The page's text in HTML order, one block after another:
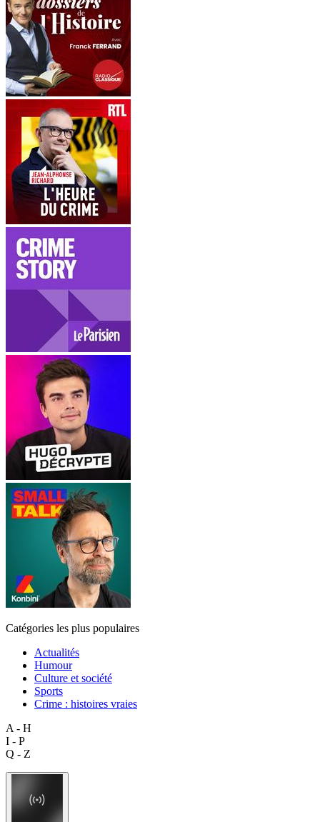
Catégories les plus populaires
Actualités
Humour
Culture et société
Sports
Crime : histoires vraies
A - H
I - P
Q - Z